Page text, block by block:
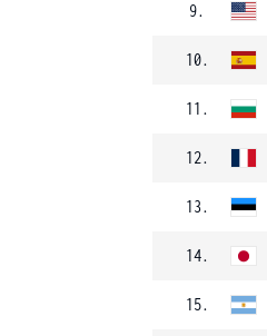
9.
10.
11.
12.
13.
14.
15.